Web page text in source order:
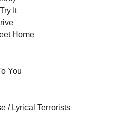
It
Home
You
/ Lyrical Terrorists